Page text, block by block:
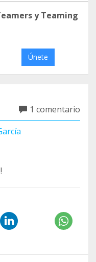
y Teaming
Únete
1 comentario